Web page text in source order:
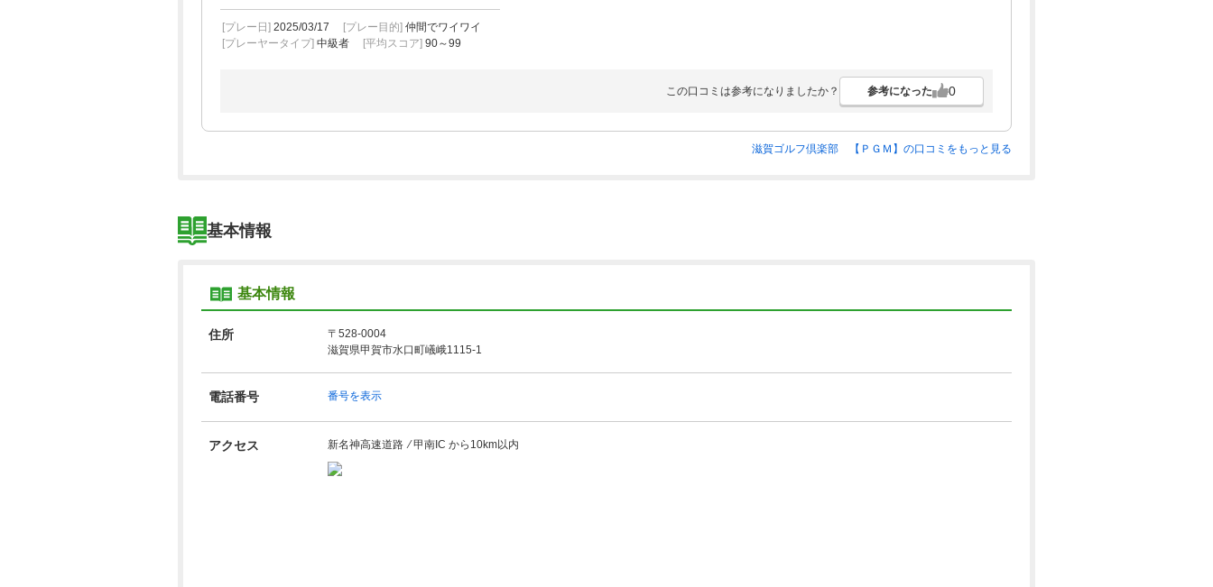
[プレー日] 2025/03/17 [プレー目的] 仲間でワイワイ
[プレーヤータイプ] 中級者 [平均スコア] 90～99
この口コミは参考になりましたか？ 参考になった 0
滋賀ゴルフ倶楽部 【ＰＧＭ】の口コミをもっと見る
基本情報
基本情報
住所
〒528-0004
滋賀県甲賀市水口町嶬峨1115-1
電話番号 番号を表示
アクセス 新名神高速道路 ⁄ 甲南IC から10km以内